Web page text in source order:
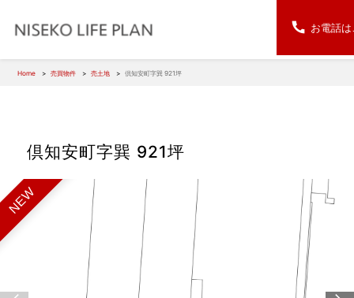
Home 売買物件 売土地 倶知安町字巽 921坪
倶知安町字巽 921坪
NEW
お電話